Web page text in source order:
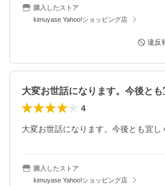
購入したストア
kimuyase Yahoo!ショッピング店
違反
4
大変お世話になります。今後とも宜し
購入したストア
kimuyase Yahoo!ショッピング店